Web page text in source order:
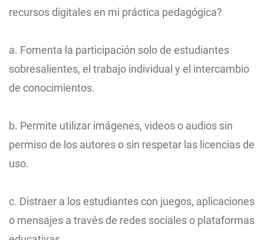
recursos digitales en mi práctica pedagógica?
a. Fomenta la participación solo de estudiantes
sobresalientes, el trabajo individual y el intercambio
de conocimientos.
b. Permite utilizar imágenes, videos o audios sin
permiso de los autores o sin respetar las licencias de
uso.
c. Distraer a los estudiantes con juegos, aplicaciones
o mensajes a través de redes sociales o plataformas